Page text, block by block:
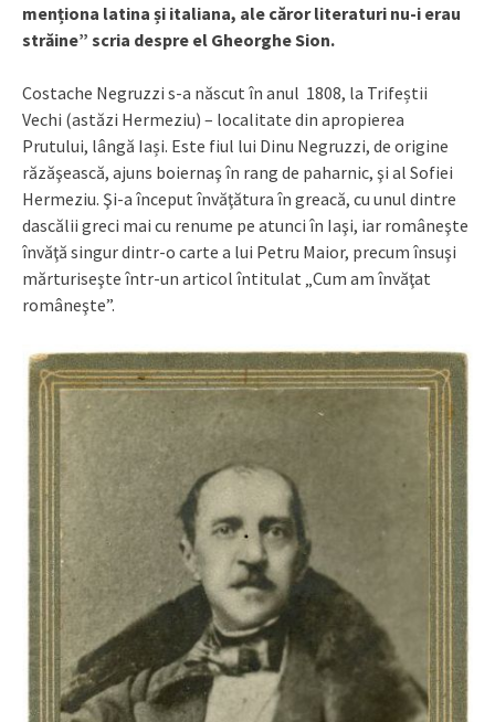
menționa latina și italiana, ale căror literaturi nu-i erau
străine” scria despre el Gheorghe Sion.
Costache Negruzzi s-a născut în anul 1808, la Trifeștii
Vechi (astăzi Hermeziu) – localitate din apropierea
Prutului, lângă Iași. Este fiul lui Dinu Negruzzi, de origine
răzăşească, ajuns boiernaş în rang de paharnic, şi al Sofiei
Hermeziu. Şi-a început învăţătura în greacă, cu unul dintre
dascălii greci mai cu renume pe atunci în Iaşi, iar româneşte
învăţă singur dintr-o carte a lui Petru Maior, precum însuşi
mărturiseşte într-un articol întitulat „Cum am învăţat
româneşte”.